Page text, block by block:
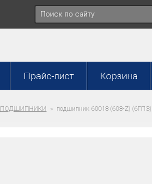
Прайс-лист Корзина
ПОДШИПНИКИ подшипник 60018 (608-Z) (6ГПЗ)